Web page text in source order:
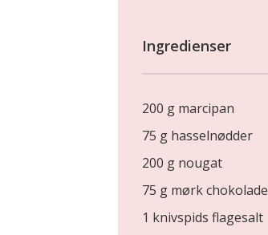
Ingredienser
200 g marcipan
75 g hasselnødder
200 g nougat
75 g mørk chokolade
1 knivspids flagesalt